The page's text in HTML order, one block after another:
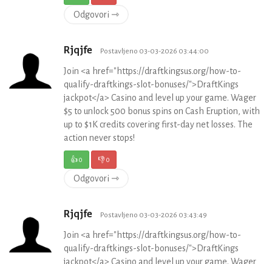
Odgovori ⇾
Rjqjfe Postavljeno 03-03-2026 03:44:00
Join <a href="https://draftkingsus.org/how-to-
qualify-draftkings-slot-bonuses/">DraftKings
jackpot</a> Casino and level up your game. Wager
$5 to unlock 500 bonus spins on Cash Eruption, with
up to $1K credits covering first-day net losses. The
action never stops!
👍0 👎0
Odgovori ⇾
Rjqjfe Postavljeno 03-03-2026 03:43:49
Join <a href="https://draftkingsus.org/how-to-
qualify-draftkings-slot-bonuses/">DraftKings
jackpot</a> Casino and level up your game. Wager